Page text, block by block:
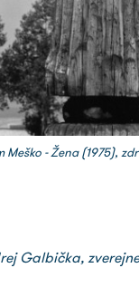
- Žena (1975),
Galbička,